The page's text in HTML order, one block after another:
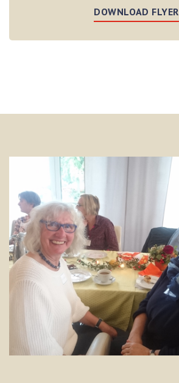
DOWNLOAD FLYER